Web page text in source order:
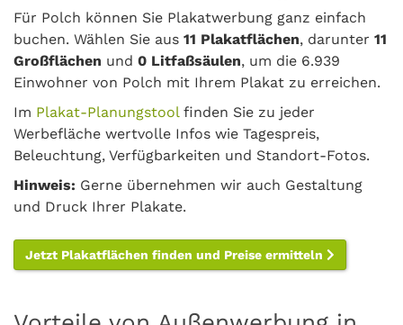
Für Polch können Sie Plakatwerbung ganz einfach
buchen. Wählen Sie aus 11 Plakatflächen, darunter 11
Großflächen und 0 Litfaßsäulen, um die 6.939
Einwohner von Polch mit Ihrem Plakat zu erreichen.
Im Plakat-Planungstoolfinden Sie zu jeder
Werbefläche wertvolle Infos wie Tagespreis,
Beleuchtung, Verfügbarkeiten und Standort-Fotos.
Hinweis: Gerne übernehmen wir auch Gestaltung
und Druck Ihrer Plakate.
Jetzt Plakatflächen finden und Preise ermitteln